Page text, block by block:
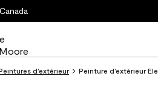
d’extérieur Peinture d’extérieur